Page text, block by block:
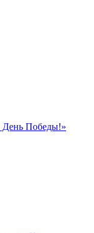
День Победы!»